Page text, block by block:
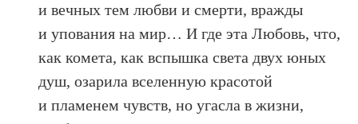
и вечных тем любви и смерти, вражды
и упования на мир… И где эта Любовь, что,
как комета, как вспышка света двух юных
душ, озарила вселенную красотой
и пламенем чувств, но угасла в жизни,